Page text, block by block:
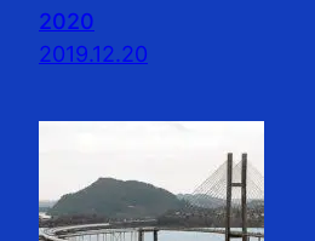
2020
2019.12.20